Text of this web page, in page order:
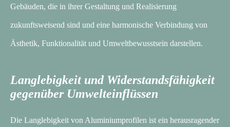
Gebäuden, die in ihrer Gestaltung und Realisierung
zukunftsweisend sind und eine harmonische Verbindung von
Ästhetik, Funktionalität und Umweltbewusstsein darstellen.
Langlebigkeit und Widerstandsfähigkeit
gegenüber Umwelteinflüssen
Die Langlebigkeit von Aluminiumprofilen ist ein herausragender